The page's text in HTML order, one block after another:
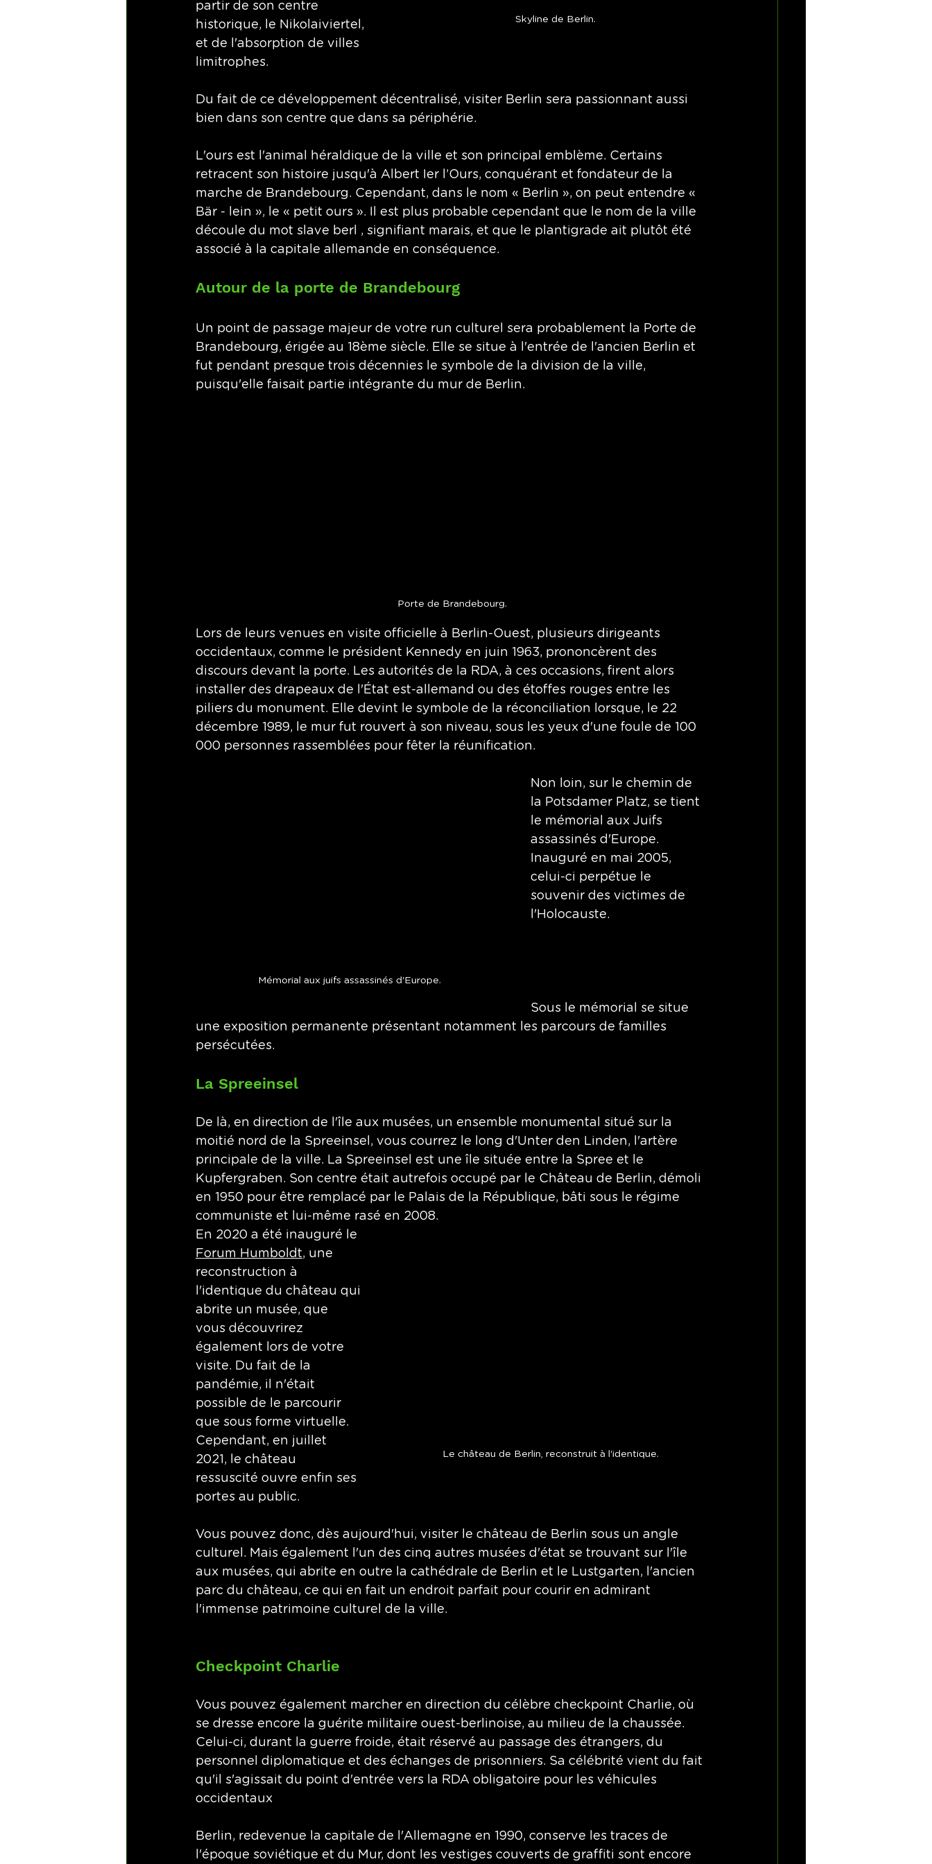
Skyline de Berlin.
partir de son centre
historique, le Nikolaiviertel,
et de l'absorption de villes
limitrophes.
Du fait de ce développement décentralisé, visiter Berlin sera passionnant aussi
bien dans son centre que dans sa périphérie.
L'ours est l'animal héraldique de la ville et son principal emblème. Certains
retracent son histoire jusqu'à Albert Ier l’Ours, conquérant et fondateur de la
marche de Brandebourg. Cependant, dans le nom « Berlin », on peut entendre «
Bär - lein », le « petit ours ». Il est plus probable cependant que le nom de la ville
découle du mot slave berl , signifiant marais, et que le plantigrade ait plutôt été
associé à la capitale allemande en conséquence.
Autour de la porte de Brandebourg
Un point de passage majeur de votre run culturel sera probablement la Porte de
Brandebourg, érigée au 18ème siècle. Elle se situe à l'entrée de l'ancien Berlin et
fut pendant presque trois décennies le symbole de la division de la ville,
puisqu'elle faisait partie intégrante du mur de Berlin.
Porte de Brandebourg.
Lors de leurs venues en visite officielle à Berlin-Ouest, plusieurs dirigeants
occidentaux, comme le président Kennedy en juin 1963, prononcèrent des
discours devant la porte. Les autorités de la RDA, à ces occasions, firent alors
installer des drapeaux de l'État est-allemand ou des étoffes rouges entre les
piliers du monument. Elle devint le symbole de la réconciliation lorsque, le 22
décembre 1989, le mur fut rouvert à son niveau, sous les yeux d'une foule de 100
000 personnes rassemblées pour fêter la réunification.
Mémorial aux juifs assassinés d'Europe.
Non loin, sur le chemin de
la Potsdamer Platz, se tient
le mémorial aux Juifs
assassinés d'Europe.
Inauguré en mai 2005,
celui-ci perpétue le
souvenir des victimes de
l'Holocauste.
Sous le mémorial se situe
une exposition permanente présentant notamment les parcours de familles
persécutées.
La Spreeinsel
De là, en direction de l'île aux musées, un ensemble monumental situé sur la
moitié nord de la Spreeinsel, vous courrez le long d'Unter den Linden, l'artère
principale de la ville. La Spreeinsel est une île située entre la Spree et le
Kupfergraben. Son centre était autrefois occupé par le Château de Berlin, démoli
en 1950 pour être remplacé par le Palais de la République, bâti sous le régime
communiste et lui-même rasé en 2008.
Le château de Berlin, reconstruit à l'identique.
En 2020 a été inauguré le
Forum Humboldt, une
reconstruction à
l'identique du château qui
abrite un musée, que
vous découvrirez
également lors de votre
visite. Du fait de la
pandémie, il n'était
possible de le parcourir
que sous forme virtuelle.
Cependant, en juillet
2021, le château
ressuscité ouvre enfin ses
portes au public.
Vous pouvez donc, dès aujourd'hui, visiter le château de Berlin sous un angle
culturel. Mais également l'un des cinq autres musées d'état se trouvant sur l'île
aux musées, qui abrite en outre la cathédrale de Berlin et le Lustgarten, l'ancien
parc du château, ce qui en fait un endroit parfait pour courir en admirant
l'immense patrimoine culturel de la ville.
Checkpoint Charlie
Vous pouvez également marcher en direction du célèbre checkpoint Charlie, où
se dresse encore la guérite militaire ouest-berlinoise, au milieu de la chaussée.
Celui-ci, durant la guerre froide, était réservé au passage des étrangers, du
personnel diplomatique et des échanges de prisonniers. Sa célébrité vient du fait
qu'il s'agissait du point d'entrée vers la RDA obligatoire pour les véhicules
occidentaux
Berlin, redevenue la capitale de l'Allemagne en 1990, conserve les traces de
l'époque soviétique et du Mur, dont les vestiges couverts de graffiti sont encore